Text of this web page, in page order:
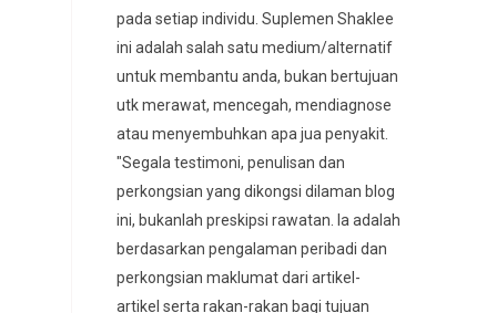
pada setiap individu. Suplemen Shaklee
ini adalah salah satu medium/alternatif
untuk membantu anda, bukan bertujuan
utk merawat, mencegah, mendiagnose
atau menyembuhkan apa jua penyakit.
"Segala testimoni, penulisan dan
perkongsian yang dikongsi dilaman blog
ini, bukanlah preskipsi rawatan. Ia adalah
berdasarkan pengalaman peribadi dan
perkongsian maklumat dari artikel-
artikel serta rakan-rakan bagi tujuan